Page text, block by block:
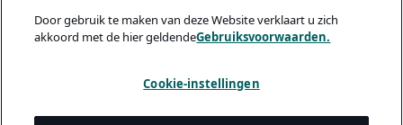
Door gebruik te maken van deze Website verklaart u zich
akkoord met de hier geldendeGebruiksvoorwaarden.
Cookie-instellingen